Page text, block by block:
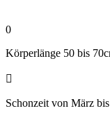
0
Körperlänge 50 bis

Schonzeit von März